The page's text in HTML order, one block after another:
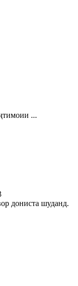
...
дониста шуданд.